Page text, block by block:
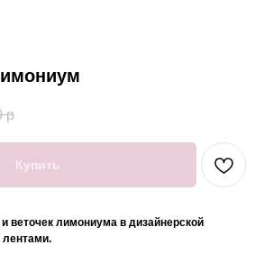
р
Купить
веточек лимониума в дизайнерской
лентами.